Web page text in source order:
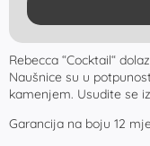
Rebecca “Cocktail“
Naušnice su u
kamenjem. Usudite se
Garancija na boju 12